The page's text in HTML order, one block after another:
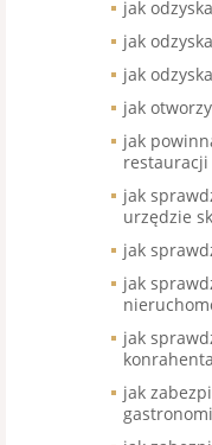
jak
jak
jak
jak
jak
restauracji
jak
urzędzie
jak
jak
jak
konrahenta
jak